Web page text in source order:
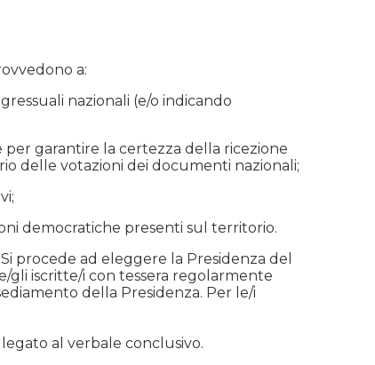
a:
nazionali (e/o indicando
garantire la certezza della ricezione
delle votazioni dei documenti nazionali;
democratiche presenti sul territorio.
procede ad eleggere la Presidenza del
gli iscritte/i con tessera regolarmente
della Presidenza. Per le/i
al verbale conclusivo.